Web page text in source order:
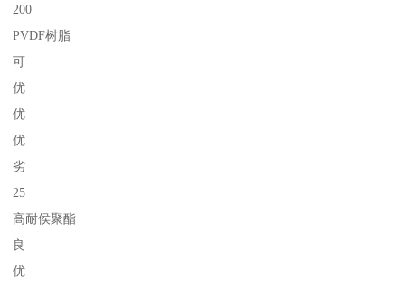
200
PVDF树脂
可
优
优
优
劣
25
高耐侯聚酯
良
优